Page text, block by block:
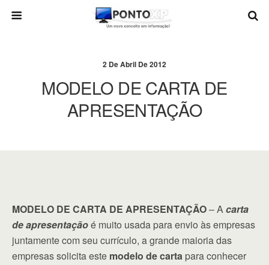
2 De Abril De 2012
MODELO DE CARTA DE
APRESENTAÇÃO
MODELO DE CARTA DE APRESENTAÇÃO– Acarta
de apresentaçãoé muito usada para envio às empresas
juntamente com seu currículo, a grande maioria das
empresas solicita este modelo de carta para conhecer